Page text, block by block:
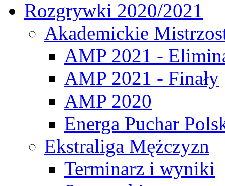
Rozgrywki 2020/2021
Akademickie
AMP 2021 -
AMP 2021 - Finały
AMP 2020
Energa Puchar
Ekstraliga Mężczyzn
Terminarz i wyniki